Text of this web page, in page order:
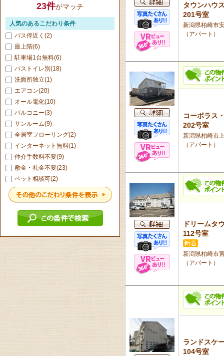
タウンハウ
201号室
新潟県柏崎市
（アパート）
コーポラス
202号室
新潟県柏崎市
（アパート）
ドリームタ
112号室
新潟県柏崎市
（アパート）
ランドスケ
104号室
23件がマッチ
人気のあるこだわり条件
バス停近く(2)
最上階(6)
駐車場1台無料(6)
バストイレ別(18)
洗面所独立(1)
エアコン(20)
オール電化(10)
バルコニー(3)
サンルーム(9)
全居室フローリング(2)
インターネット無料(1)
仲介手数料不要(9)
敷金・礼金不要(23)
ペット相談可(2)